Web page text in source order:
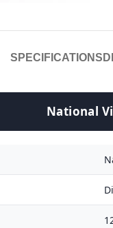
SPECIFICATIONS
National